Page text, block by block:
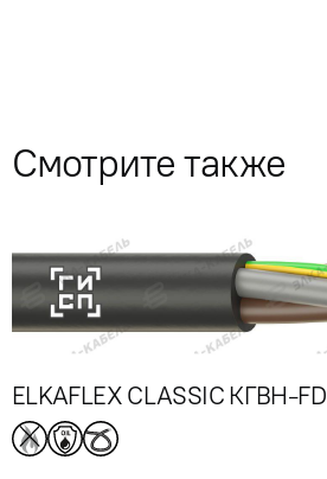
Смотрите также
ELKAFLEX CLASSIC КГВН-FD